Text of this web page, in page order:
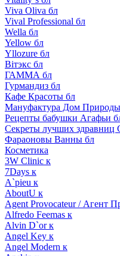
Viva Oliva бл
Vival Professional бл
Wella бл
Yellow бл
Yllozure бл
Вiтэкс бл
ГАММА бл
Гурмандиз бл
Кафе Красоты бл
Мануфактура Дом
Рецепты бабушки Агафьи
Секреты лучших
Фараоновы Ванны бл
Косметика
3W Clinic к
7Days к
A`pieu к
AboutU к
Agent Provocateur / Агент
Alfredo Feemas к
Alvin D`or к
Angel Key к
Angel Modern к